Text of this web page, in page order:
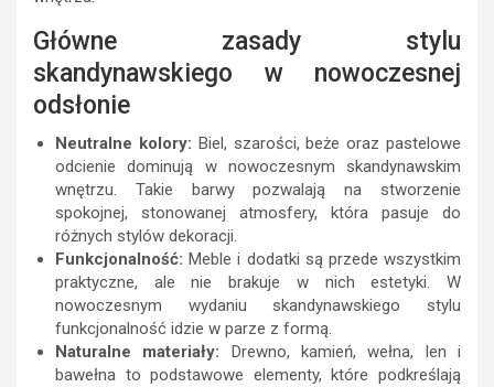
Główne zasady stylu
skandynawskiego w nowoczesnej
odsłonie
Neutralne kolory: Biel, szarości, beże oraz pastelowe
odcienie dominują w nowoczesnym skandynawskim
wnętrzu. Takie barwy pozwalają na stworzenie
spokojnej, stonowanej atmosfery, która pasuje do
różnych stylów dekoracji.
Funkcjonalność: Meble i dodatki są przede wszystkim
praktyczne, ale nie brakuje w nich estetyki. W
nowoczesnym wydaniu skandynawskiego stylu
funkcjonalność idzie w parze z formą.
Naturalne materiały: Drewno, kamień, wełna, len i
bawełna to podstawowe elementy, które podkreślają